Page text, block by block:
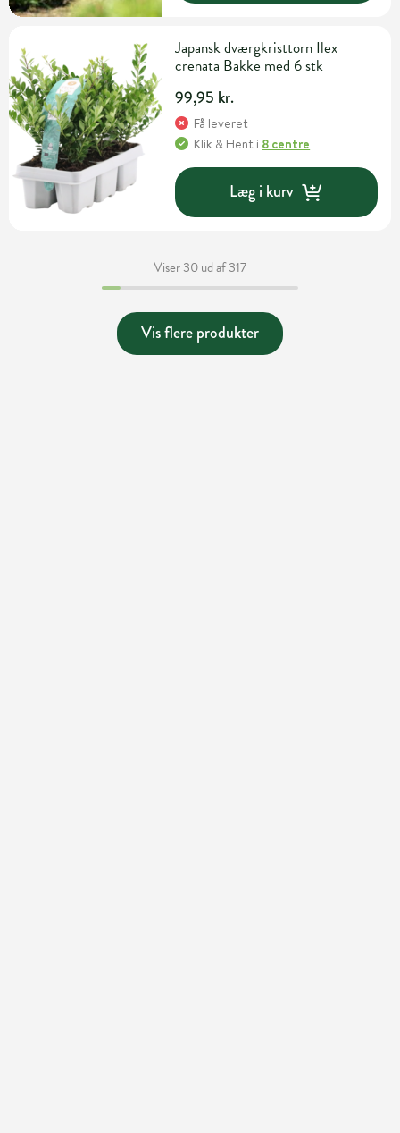
Japansk dværgkristtorn Ilex
crenata Bakke med 6 stk
99,95 kr.
Få leveret
Klik & Hent i 8 centre
Læg i kurv
Viser 30 ud af 317
Vis flere produkter